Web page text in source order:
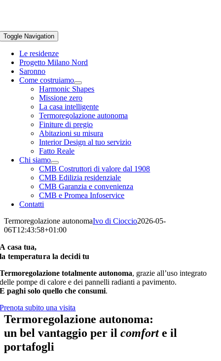
Toggle Navigation
Le residenze
Progetto Milano Nord
Saronno
Come costruiamo
Harmonic Shapes
Missione zero
La casa intelligente
Termoregolazione autonoma
Finiture di pregio
Abitazioni su misura
Interior Design al tuo servizio
Fatto Reale
Chi siamo
CMB Costruttori di valore dal 1908
CMB Edilizia residenziale
CMB Garanzia e convenienza
CMB e Promea Infoservice
Contatti
Termoregolazione autonomaIvo di Cioccio2026-05-
06T12:43:58+01:00
A casa tua,
la temperatura la decidi tu
Termoregolazione totalmente autonoma, grazie all’uso integrato
delle pompe di calore e dei pannelli radianti a pavimento.
E paghi solo quello che consumi.
Prenota subito una visita
Termoregolazione autonoma:
un bel vantaggio per il comforte il
portafogli